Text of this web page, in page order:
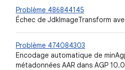
Problème 486844145
Échec de JdkImageTransform
Problème 474084303
Encodage automatique de
métadonnées AAR dans AGP 10.0